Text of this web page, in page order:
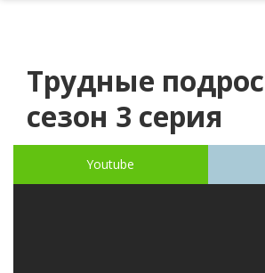
Трудные
сезон 3 серия
Youtube